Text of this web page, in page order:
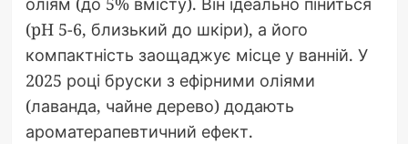
(pH 5-6, близький до шкіри), а його
компактність заощаджує місце у ванній. У
2025 році бруски з ефірними оліями
(лаванда, чайне дерево) додають
ароматерапевтичний ефект.